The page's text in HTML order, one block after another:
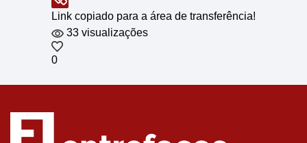
Link copiado para a área de transferência!
33 visualizações
0